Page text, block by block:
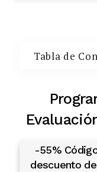
Tabla de
-55%
descuento